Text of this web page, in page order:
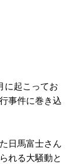
に起こってお
事件に巻き込
日馬富士さん
れる大騒動と